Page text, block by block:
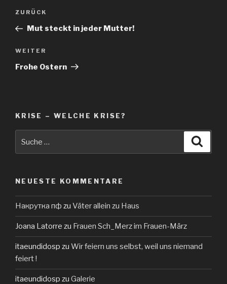
Beitragsnavigation
Vorheriger
Beitrag
ZURÜCK
Mut steckt in jeder Mutter!
Nächster
Beitrag
WEITER
Frohe Ostern
KRISE – WELCHE KRISE?
nach:
NEUESTE KOMMENTARE
Накрутка пф zu Väter allein zu Haus
Joana Latorre zu Frauen Sch_Merz im Frauen-März
itaeundidosp zu Wir feiern uns selbst, weil uns niemand
feiert !
itaeundidosp zu Galerie